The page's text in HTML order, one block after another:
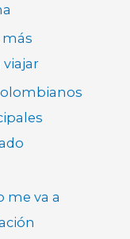
más
me va a